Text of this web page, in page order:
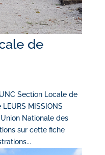
de
Section Locale de
MISSIONS
Nationale des
sur cette fiche